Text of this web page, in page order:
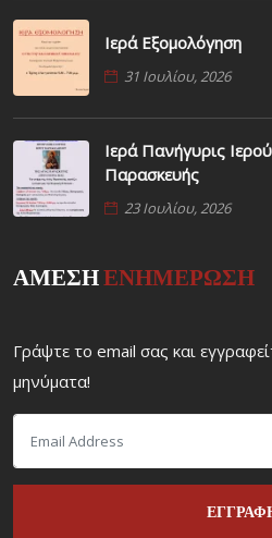
Ιερά Εξομολόγηση
31 Ιουλίου, 2026
Ιερά Πανήγυρις
Παρασκευής
23 Ιουλίου, 2026
ΑΜΕΣΗΕΝΗΜΕΡΩΣΗ
Γράψτε το email σας και
μηνύματα!